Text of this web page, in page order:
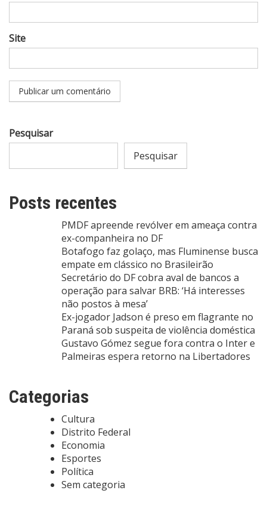
Site
Pesquisar
Pesquisar
Posts recentes
PMDF apreende revólver em ameaça contra
ex-companheira no DF
Botafogo faz golaço, mas Fluminense busca
empate em clássico no Brasileirão
Secretário do DF cobra aval de bancos a
operação para salvar BRB: ‘Há interesses
não postos à mesa’
Ex-jogador Jadson é preso em flagrante no
Paraná sob suspeita de violência doméstica
Gustavo Gómez segue fora contra o Inter e
Palmeiras espera retorno na Libertadores
Categorias
Cultura
Distrito Federal
Economia
Esportes
Política
Sem categoria